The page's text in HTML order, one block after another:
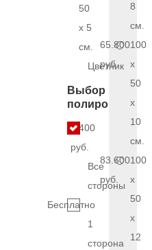
50
x 5
см.
Цветник
Выбор
полировки
5.400
руб.
Все
стороны
Бесплатно
1
сторона
8
см.
65.800
руб.
100
x
50
x
10
см.
83.600
руб.
100
x
50
x
12